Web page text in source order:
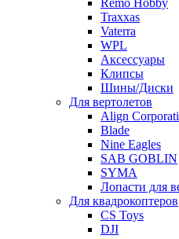
Remo Hobby
Traxxas
Vaterra
WPL
Аксессуары
Клипсы
Шины/Диски
Для вертолетов
Align
Blade
Nine Eagles
SAB GOBLIN
SYMA
Лопасти для
Для квадрокоптеров
CS Toys
DJI